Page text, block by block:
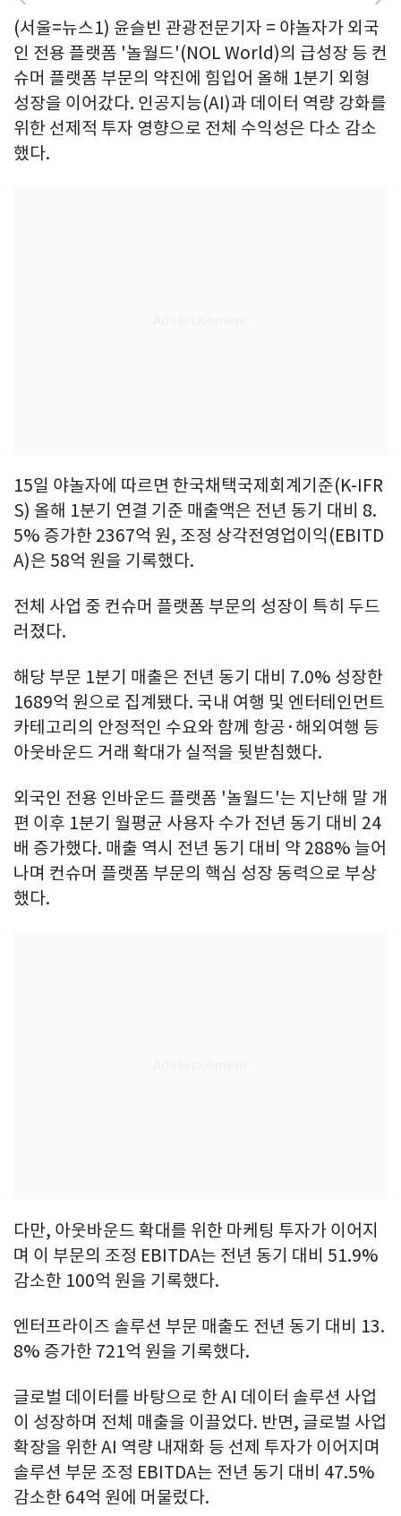
(서울=뉴스1) 윤슬빈 관광전문기자 = 야놀자가 외국
인 전용 플랫폼 '놀월드'(NOL World)의 급성장 등 컨
슈머 플랫폼 부문의 약진에 힘입어 올해 1분기 외형
성장을 이어갔다. 인공지능(AI)과 데이터 역량 강화를
위한 선제적 투자 영향으로 전체 수익성은 다소 감소
했다.
15일 야놀자에 따르면 한국채택국제회계기준(K-IFR
S) 올해 1분기 연결 기준 매출액은 전년 동기 대비 8.
5% 증가한 2367억 원, 조정 상각전영업이익(EBITD
A)은 58억 원을 기록했다.
전체 사업 중 컨슈머 플랫폼 부문의 성장이 특히 두드
러졌다.
해당 부문 1분기 매출은 전년 동기 대비 7.0% 성장한
1689억 원으로 집계됐다. 국내 여행 및 엔터테인먼트
카테고리의 안정적인 수요와 함께 항공·해외여행 등
아웃바운드 거래 확대가 실적을 뒷받침했다.
외국인 전용 인바운드 플랫폼 '놀월드'는 지난해 말 개
편 이후 1분기 월평균 사용자 수가 전년 동기 대비 24
배 증가했다. 매출 역시 전년 동기 대비 약 288% 늘어
나며 컨슈머 플랫폼 부문의 핵심 성장 동력으로 부상
했다.
다만, 아웃바운드 확대를 위한 마케팅 투자가 이어지
며 이 부문의 조정 EBITDA는 전년 동기 대비 51.9%
감소한 100억 원을 기록했다.
엔터프라이즈 솔루션 부문 매출도 전년 동기 대비 13.
8% 증가한 721억 원을 기록했다.
글로벌 데이터를 바탕으로 한 AI 데이터 솔루션 사업
이 성장하며 전체 매출을 이끌었다. 반면, 글로벌 사업
확장을 위한 AI 역량 내재화 등 선제 투자가 이어지며
솔루션 부문 조정 EBITDA는 전년 동기 대비 47.5%
감소한 64억 원에 머물렀다.